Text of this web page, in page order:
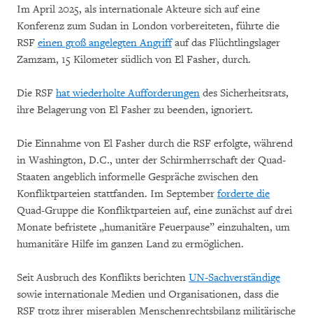
Im April 2025, als internationale Akteure sich auf eine
Konferenz zum Sudan in London vorbereiteten, führte die
RSF einen groß angelegten Angriffauf das Flüchtlingslager
Zamzam, 15 Kilometer südlich von El Fasher, durch.
Die RSF hat wiederholte Aufforderungen des Sicherheitsrats,
ihre Belagerung von El Fasher zu beenden, ignoriert.
Die Einnahme von El Fasher durch die RSF erfolgte, während
in Washington, D.C., unter der Schirmherrschaft der Quad-
Staaten angeblich informelle Gespräche zwischen den
Konfliktparteien stattfanden. Im September forderte die
Quad-Gruppe die Konfliktparteien auf, eine zunächst auf drei
Monate befristete „humanitäre Feuerpause” einzuhalten, um
humanitäre Hilfe im ganzen Land zu ermöglichen.
Seit Ausbruch des Konflikts berichten UN-Sachverständige
sowie internationale Medien und Organisationen, dass die
RSF trotz ihrer miserablen Menschenrechtsbilanz militärische